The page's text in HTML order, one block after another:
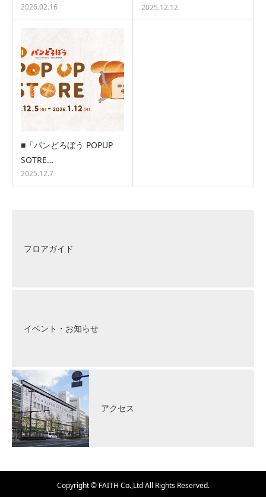
2026.02.16 2025.12.12
■「パンどろぼう POPUP
SOTRE…
2025.12.7
フロアガイド
イベント・お知らせ
アクセス
Copyright © FAITH Co.,Ltd All Rights Reserved.